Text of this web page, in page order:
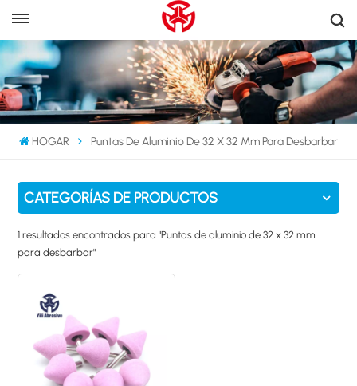
HOGAR Puntas De Aluminio De 32 X 32 Mm Para Desbarbar
CATEGORÍAS DE PRODUCTOS
1 resultados encontrados para "Puntas de aluminio de 32 x 32 mm
para desbarbar"